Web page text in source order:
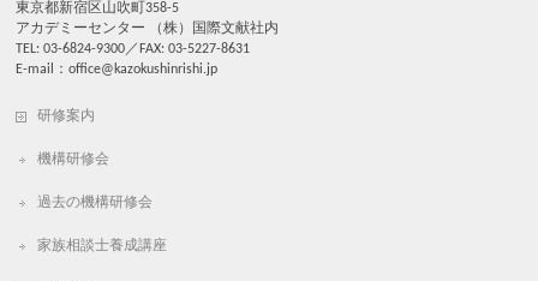
東京都新宿区山吹町358-5
アカデミーセンター （株）国際文献社内
TEL: 03-6824-9300／FAX: 03-5227-8631
E-mail：office@kazokushinrishi.jp
研修案内
機構研修会
過去の機構研修会
家族相談士養成講座